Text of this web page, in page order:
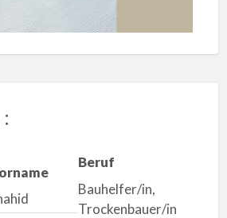
Beruf
Bauhelfer/in,
Trockenbauer/in